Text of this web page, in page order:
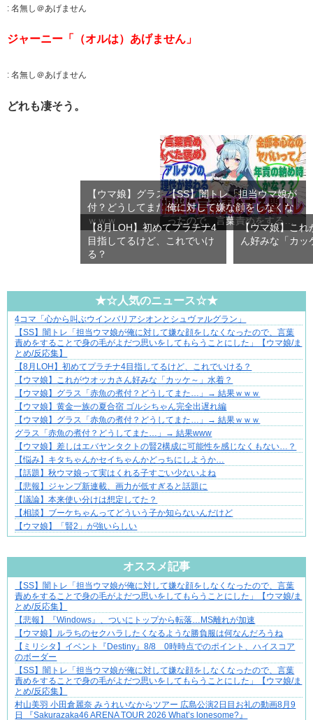
: 名無し＠あげません
ジャーニー「（オルは）あげません」
: 名無し＠あげません
どれも凄そう。
【ウマ娘】グラス「赤魚の煮
付？どうしてまた…」→ 結果
ｗｗｗ
【SS】闇トレ「担当ウマ娘が
俺に対して嫌な顔をしなくな
ったので、言葉責めをする
こ…
【8月LOH】初めてプラチナ4
目指してるけど、これでいけ
る？
【ウマ娘】これ
ん好みな「カッ
★☆人気のニュース☆★
共感必至の“日常修羅場”短編集！
4コマ「心から叫ぶウインバリアシオンとシュヴァルグラン」
【SS】闇トレ「担当ウマ娘が俺に対して嫌な顔をしなくなったので、言葉
責めをすることで身の毛がよだつ思いをしてもらうことにした」【ウマ娘/ま
とめ/反応集】
【8月LOH】初めてプラチナ4目指してるけど、これでいける？
【ウマ娘】これがウオッカさん好みな「カッケ～」水着？
【ウマ娘】グラス「赤魚の煮付？どうしてまた…」→ 結果ｗｗｗ
【ウマ娘】黄金一族の夏合宿 ゴルシちゃん完全出遅れ編
【ウマ娘】グラス「赤魚の煮付？どうしてまた…」→ 結果ｗｗｗ
グラス「赤魚の煮付？どうしてまた…」→ 結果www
【ウマ娘】差しはエバヤンタクトの賢2構成に可能性を感じなくもない…？
【悩み】キタちゃんかセイちゃんかどっちにしようか…
【話題】秋ウマ娘って実はくれる子すごい少ないよね
【悲報】ジャンプ新連載、画力が低すぎると話題に
【議論】本来使い分けは想定してた？
【相談】ブーケちゃんってどういう子か知らないんだけど
【ウマ娘】「賢2」が強いらしい
オススメ記事
ぜんぶ私が中心、そう思われたくないのに
【SS】闇トレ「担当ウマ娘が俺に対して嫌な顔をしなくなったので、言葉
責めをすることで身の毛がよだつ思いをしてもらうことにした」【ウマ娘/ま
とめ/反応集】
【悲報】『Windows』、ついにトップから転落…MS離れが加速
【ウマ娘】ルラちのセクハラしたくなるような勝負服は何なんだろうね
【ミリシタ】イベント『Destiny』8/8 0時時点でのポイント、ハイスコア
のボーダー
【SS】闇トレ「担当ウマ娘が俺に対して嫌な顔をしなくなったので、言葉
責めをすることで身の毛がよだつ思いをしてもらうことにした」【ウマ娘/ま
とめ/反応集】
村山美羽 小田倉麗奈 みうれいなからツアー 広島公演2日目お礼の動画8月9
日 『Sakurazaka46 ARENA TOUR 2026 What’s lonesome?』